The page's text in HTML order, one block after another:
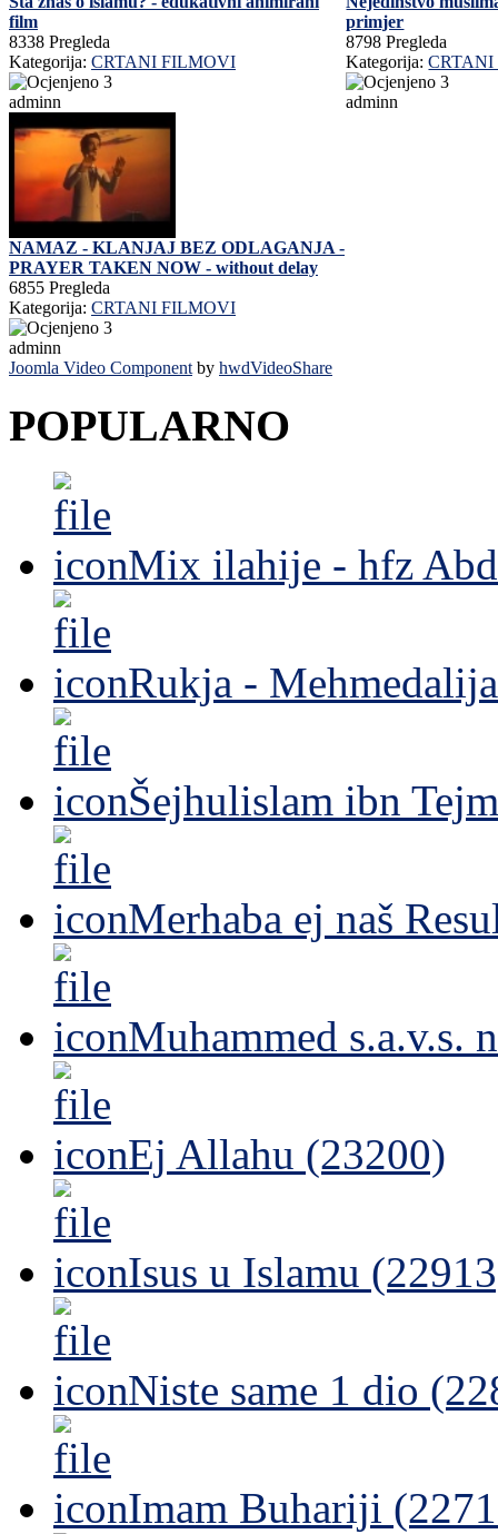
film
8338 Pregleda
Kategorija: CRTANI FILMOVI
adminn
primjer
8798 Pregleda
Kategorija:
adminn
NAMAZ - KLANJAJ BEZ ODLAGANJA -
PRAYER TAKEN NOW - without delay
6855 Pregleda
Kategorija: CRTANI FILMOVI
adminn
Joomla Video Component by hwdVideoShare
POPULARNO
Mix ilahije - hfz
Rukja -
Šejhulislam ibn
Merhaba ej naš
Muhammed s.a.v.s.
Ej Allahu (23200)
Isus u Islamu
Niste same 1 dio
Imam Buhariji